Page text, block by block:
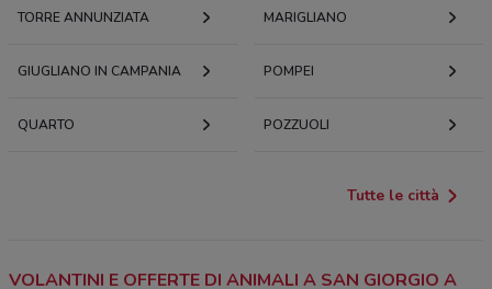
TORRE ANNUNZIATA MARIGLIANO
GIUGLIANO IN CAMPANIA POMPEI
QUARTO POZZUOLI
Tutte le città
VOLANTINI E OFFERTE DI ANIMALI A SAN GIORGIO A